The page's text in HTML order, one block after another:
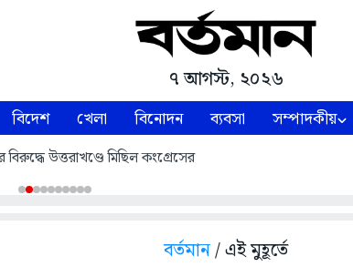
৭ আগস্ট, ২০২৬
বিদেশ খেলা বিনোদন ব্যবসা সম্পাদকীয়
উত্তরাখণ্ডে মিছিল কংগ্রেসের
বর্তমান/ এই মুহূর্তে